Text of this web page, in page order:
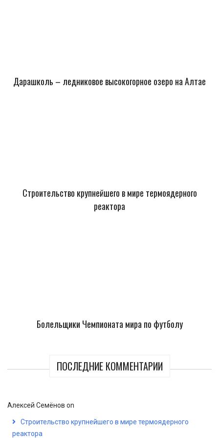
Дарашколь – ледниковое высокогорное озеро на Алтае
Строительство крупнейшего в мире термоядерного
реактора
Болельщики Чемпионата мира по футболу
ПОСЛЕДНИЕ КОММЕНТАРИИ
Алексей Семёнов on
Строительство крупнейшего в мире термоядерного
реактора